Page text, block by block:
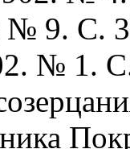
9. С.
№ 1.